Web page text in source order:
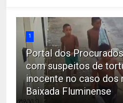
1
Portal dos
com suspeitos de
inocente no caso dos
Baixada Fluminense